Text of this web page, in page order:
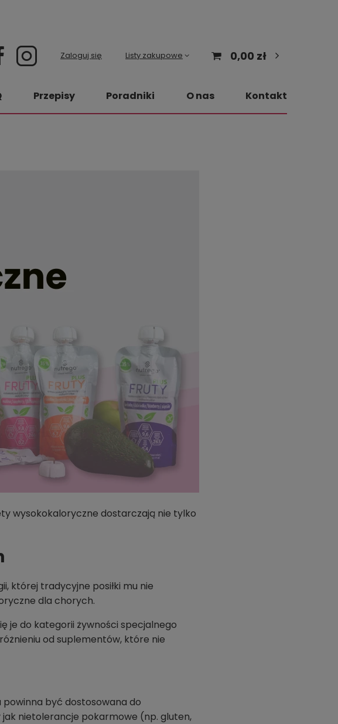
Zaloguj się Listy zakupowe 0,00 zł
Przepisy Poradniki O nas Kontakt
wysokokaloryczne dostarczają nie tylko
której tradycyjne posiłki mu nie
dla chorych.
je do kategorii żywności specjalnego
od suplementów, które nie
być dostosowana do
nietolerancje pokarmowe (np. gluten,